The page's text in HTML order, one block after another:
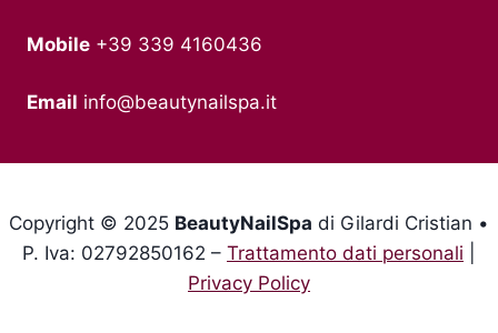
Mobile +39 339 4160436
Email info@beautynailspa.it
Copyright © 2025 BeautyNailSpa di Gilardi Cristian •
P. Iva: 02792850162 – Trattamento dati personali
Privacy Policy